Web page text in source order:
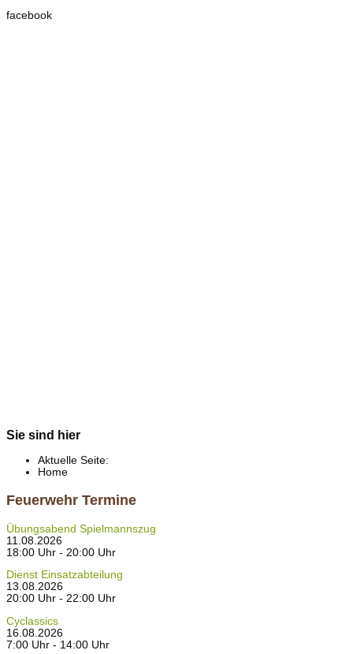
facebook
Sie sind hier
Aktuelle Seite:
Home
Feuerwehr Termine
Übungsabend Spielmannszug
11.08.2026
18:00 Uhr - 20:00 Uhr
Dienst Einsatzabteilung
13.08.2026
20:00 Uhr - 22:00 Uhr
Cyclassics
16.08.2026
7:00 Uhr - 14:00 Uhr